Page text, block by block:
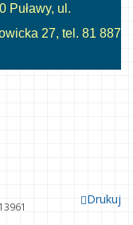
Puławy, ul.
27, tel. 81 887
Drukuj